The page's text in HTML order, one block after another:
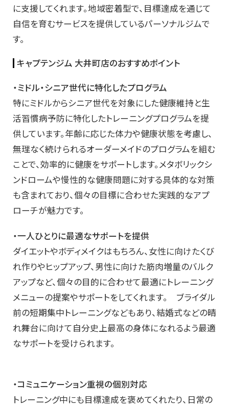
に支援してくれます。地域密着型で、目標達成を通じて
自信を育むサービスを提供しているパーソナルジムで
す。
キャプテンジム 大井町店のおすすめポイント
・ミドル・シニア世代に特化したプログラム
特にミドルからシニア世代を対象にした健康維持と生
活習慣病予防に特化したトレーニングプログラムを提
供しています。年齢に応じた体力や健康状態を考慮し、
無理なく続けられるオーダーメイドのプログラムを組む
ことで、効率的に健康をサポートします。メタボリックシ
ンドロームや慢性的な健康問題に対する具体的な対策
も含まれており、個々の目標に合わせた実践的なアプ
ローチが魅力です。
・一人ひとりに最適なサポートを提供
ダイエットやボディメイクはもちろん、女性に向けたくび
れ作りやヒップアップ、男性に向けた筋肉増量のバルク
アップなど、個々の目的に合わせて最適にトレーニング
メニューの提案やサポートをしてくれます。 ブライダル
前の短期集中トレーニングなどもあり、結婚式などの晴
れ舞台に向けて自分史上最高の身体になれるよう最適
なサポートを受けられます。
・コミュニケーション重視の個別対応
トレーニング中にも目標達成を褒めてくれたり、日常の